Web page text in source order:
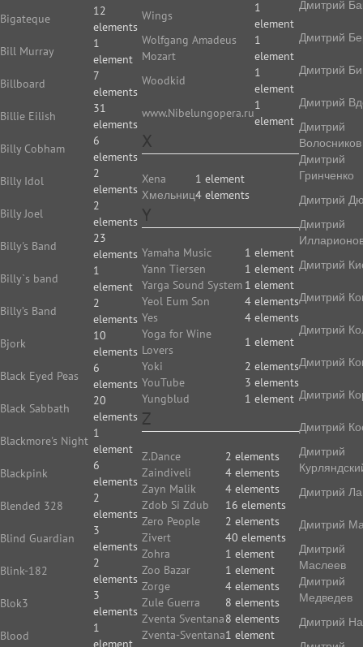
Bigateque
12
elements
Bill Murray
1
element
Billboard
7
elements
Billie Eilish
31
elements
Billy Cobham
6
elements
Billy Idol
2
elements
Billy Joel
2
elements
Billy's Band
23
elements
Billy`s band
1
element
Billy’s Band
2
elements
Bjork
10
elements
Black Eyed Peas
6
elements
Black Sabbath
20
elements
Blackmore's Night
1
element
Blackpink
6
elements
Blended 328
2
elements
Blind Guardian
3
elements
Blink-182
2
elements
Blok3
3
elements
Blood
1
element
Wings
1
element
Wolfgang Amadeus
Mozart
1
element
Woodkid
1
element
www.Nibelungopera.ru
1
element
X
Xena
1 element
Xмельниц4 elements
Y
Yamaha Music
1 element
Yann Tiersen
1 element
Yarga Sound System 1 element
Yeol Eum Son
4 elements
Yes
4 elements
Yoga for Wine
Lovers
1 element
Yoki
2 elements
YouTube
3 elements
Yungblud
1 element
Z
Z.Dance
2 elements
Zaindiveli
4 elements
Zayn Malik
4 elements
Zdob Si Zdub
16 elements
Zero People
2 elements
Zivert
40 elements
Zohra
1 element
Zoo Bazar
1 element
Zorge
4 elements
Zule Guerra
8 elements
Zventa Sventana8 elements
Zventa-Sventana1 element
Дмитрий
Дмитрий
Дмитрий
Дмитрий
Дмитрий
Волосников
Дмитрий
Гринченко
Дмитрий
Дмитрий
Дмитрий
Дмитрий
Дмитрий
Дмитрий
Дмитрий
Дмитрий
Дмитрий
Дмитрий
Дмитрий
Дмитрий
Маслеев
Дмитрий
Медведев
Дмитрий